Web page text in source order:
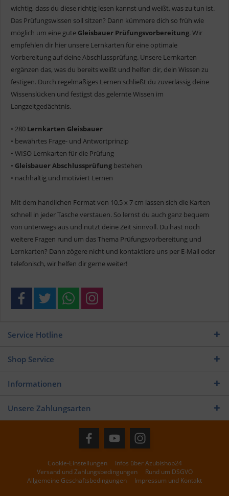
wichtig, dass du diese richtig lesen kannst und weißt, was zu tun ist.
Das Prüfungswissen soll sitzen? Dann kümmere dich so früh wie
möglich um eine gute Gleisbauer Prüfungsvorbereitung. Wir
empfehlen dir hier unsere Lernkarten für eine optimale
Vorbereitung auf deine Abschlussprüfung. Unsere Lernkarten
ergänzen das, was du bereits weißt und helfen dir, dein Wissen zu
festigen. Durch regelmäßiges Lernen schließt du zuverlässig deine
Wissenslücken und festigst das gelernte Wissen im
Langzeitgedächtnis.
• 280 Lernkarten Gleisbauer
• bewährtes Frage- und Antwortprinzip
• WISO Lernkarten für die Prüfung
• Gleisbauer Abschlussprüfung bestehen
• nachhaltig und motiviert Lernen
Mit dem handlichen Format von 10,5 x 7 cm lassen sich die Karten
schnell in jeder Tasche verstauen. So lernst du auch ganz bequem
von unterwegs aus und nutzt deine Zeit sinnvoll. Du hast noch
weitere Fragen rund um das Thema Prüfungsvorbereitung und
Lernkarten? Dann zögere nicht und kontaktiere uns per E-Mail oder
telefonisch, wir helfen dir gerne weiter!
Service Hotline
Shop Service
Informationen
Unsere Zahlungsarten
Cookie-Einstellungen
Infos über Azubishop24
Versand und Zahlungsbedingungen
Rund um DSGVO
Allgemeine Geschäftsbedingungen
Impressum und Kontakt